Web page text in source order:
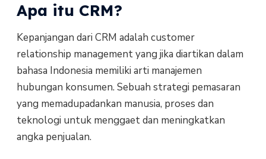
Apa itu CRM?
Kepanjangan dari CRM adalah customer
relationship management yang jika diartikan dalam
bahasa Indonesia memiliki arti manajemen
hubungan konsumen. Sebuah strategi pemasaran
yang memadupadankan manusia, proses dan
teknologi untuk menggaet dan meningkatkan
angka penjualan.